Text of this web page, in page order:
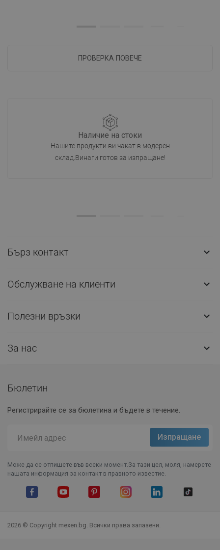
ПРОВЕРКА ПОВЕЧЕ
Наличие на стоки
Нашите продукти ви чакат в модерен
склад.Винаги готов за изпращане!
Бърз контакт 
Обслужване на клиенти 
Полезни връзки 
За нас 
Бюлетин
Регистрирайте се за бюлетина и бъдете в течение.
Може да се отпишете във всеки момент.За тази цел, моля, намерете
нашата информация за контакт в правното известие.
2026 © Copyright mexen.bg. Всички права запазени.